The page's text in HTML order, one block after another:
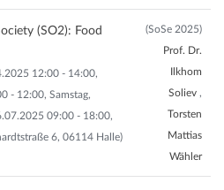
(SO2): Food
12:00 - 14:00,
- 12:00, Samstag,
09:00 - 18:00,
6, 06114 Halle)
(SoSe 2025)
Prof. Dr.
Ilkhom
Soliev ,
Torsten
Mattias
Wähler